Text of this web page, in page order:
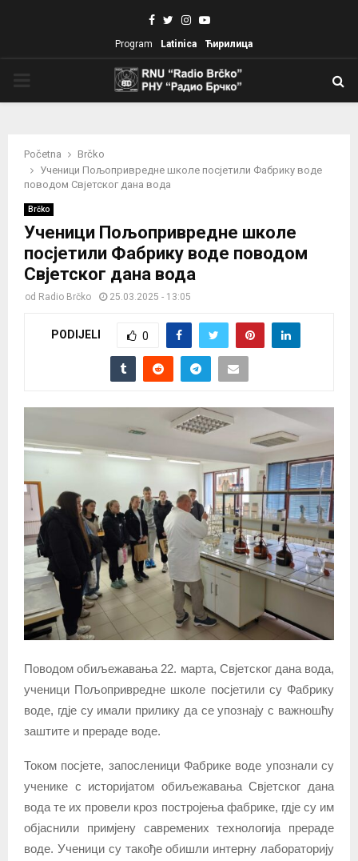
Facebook
TwitterInstagram
Youtube
Program Latinica Ћирилица
Početna
Brčko
Ученици Пољопривредне школе посјетили Фабрику воде
поводом Свјетског дана вода
Brčko
Ученици Пољопривредне школе
посјетили Фабрику воде поводом
Свјетског дана вода
od Radio Brčko 25.03.2025 - 13:05
PODIJELI 0
Поводом обиљежавања 22. марта, Свјетског дана вода,
ученици Пољопривредне школе посјетили су Фабрику
воде, гдје су имали прилику да се упознају с важношћу
заштите и прераде воде.
Током посјете, запосленици Фабрике воде упознали су
ученике с историјатом обиљежавања Свјетског дана
вода те их провели кроз постројења фабрике, гдје су им
објаснили примјену савремених технологија прераде
воде. Ученици су такође обишли интерну лабораторију